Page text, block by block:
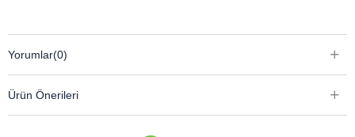
Yorumlar(0)
Ürün Önerileri